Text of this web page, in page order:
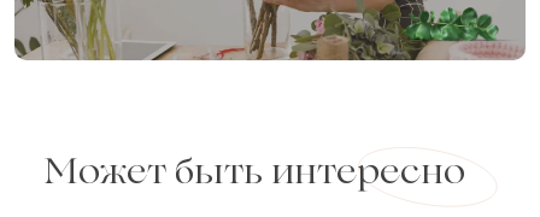
Может быть интересно